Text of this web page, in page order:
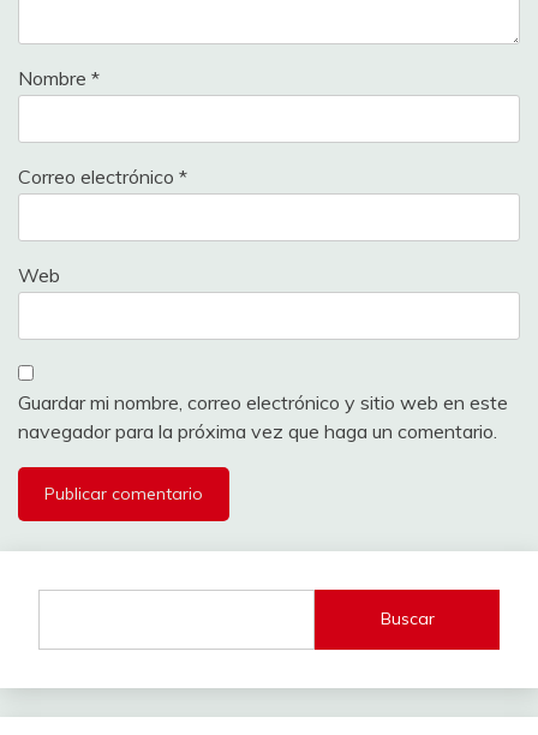
Nombre *
Correo electrónico *
Web
Guardar mi nombre, correo electrónico y sitio web en este
navegador para la próxima vez que haga un comentario.
Buscar